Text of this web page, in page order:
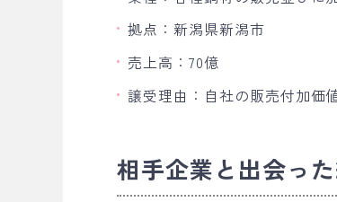
拠点：新潟県新潟市
売上高：70億
譲受理由：自社の販売付加価
相手企業と出会っ